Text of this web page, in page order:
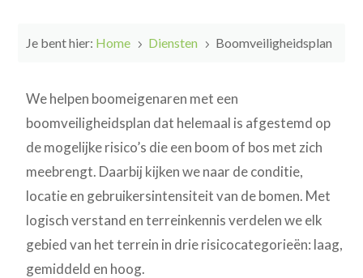
Je bent hier: Home 5 Diensten 5 Boomveiligheidsplan
We helpen boomeigenaren met een
boomveiligheidsplan dat helemaal is afgestemd op
de mogelijke risico’s die een boom of bos met zich
meebrengt. Daarbij kijken we naar de conditie,
locatie en gebruikersintensiteit van de bomen. Met
logisch verstand en terreinkennis verdelen we elk
gebied van het terrein in drie risicocategorieën: laag,
gemiddeld en hoog.